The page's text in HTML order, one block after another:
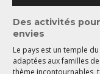
Des activités
envies
Le pays est un temple
adaptées aux familles
thème incontournables,